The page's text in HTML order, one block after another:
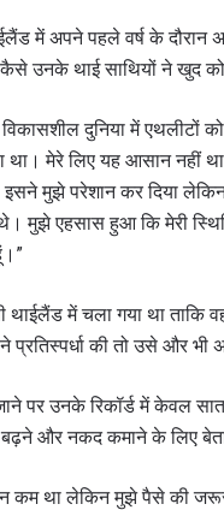
में अपने पहले वर्ष के
उनके थाई साथियों ने खुद को
दुनिया में एथलीटों
था। मेरे लिए यह आसान
इसने मुझे परेशान कर दिया
मुझे एहसास हुआ कि मेरी
थाईलैंड में चला गया था
की तो उसे और भी
पर उनके रिकॉर्ड में केवल
और नकद कमाने के लिए
कम था लेकिन मुझे पैसे की
ईमेल